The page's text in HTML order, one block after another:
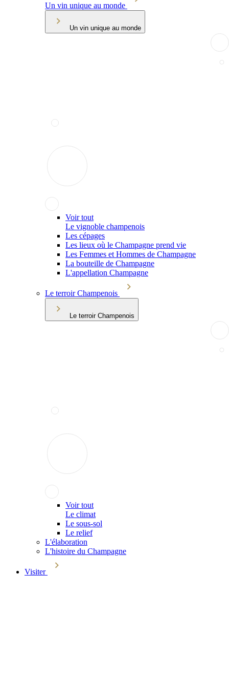
Un vin unique au monde
Un vin unique au monde
Voir tout
Le vignoble champenois
Les cépages
Les lieux où le Champagne prend vie
Les Femmes et Hommes de Champagne
La bouteille de Champagne
L'appellation Champagne
Le terroir Champenois
Le terroir Champenois
Voir tout
Le climat
Le sous-sol
Le relief
L'élaboration
L'histoire du Champagne
Visiter